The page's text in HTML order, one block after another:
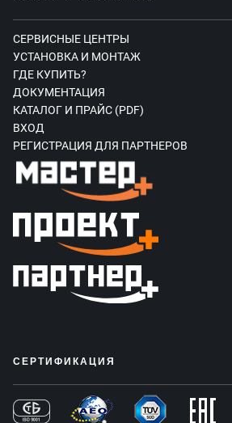
СЕРВИСНЫЕ ЦЕНТРЫ
УСТАНОВКА И МОНТАЖ
ГДЕ КУПИТЬ?
ДОКУМЕНТАЦИЯ
КАТАЛОГ И ПРАЙС (PDF)
ВХОД
РЕГИСТРАЦИЯ ДЛЯ ПАРТНЕРОВ
СЕРТИФИКАЦИЯ